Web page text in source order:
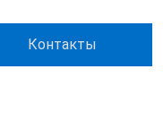
Контакты